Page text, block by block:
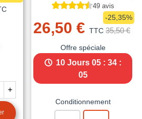
+
49 avis
26,50 € TTC 35,50 €
-25,35%
Offre spéciale
10 Jours 05 : 34 :
04
Conditionnement